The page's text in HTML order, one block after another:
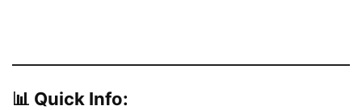
📊 Quick Info: